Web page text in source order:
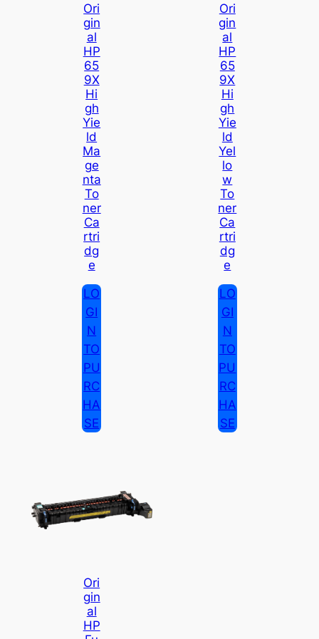
Ori
Gin
Al
HP
65
9X
Hi
Gh
Yie
Ld
Ma
Ge
Nta
To
Ner
Ca
Rtri
Dg
E
LO
GI
N
TO
PU
RC
HA
SE
Ori
Gin
Al
HP
65
9X
Hi
Gh
Yie
Ld
Yel
Lo
W
To
Ner
Ca
Rtri
Dg
E
LO
GI
N
TO
PU
RC
HA
SE
Ori
Gin
Al
HP